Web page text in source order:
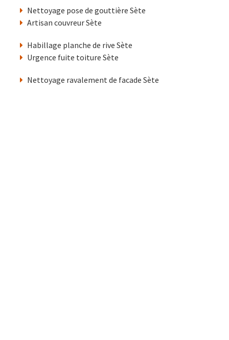
Nettoyage pose de gouttière Sète
Artisan couvreur Sète
Habillage planche de rive Sète
Urgence fuite toiture Sète
Nettoyage ravalement de facade Sète